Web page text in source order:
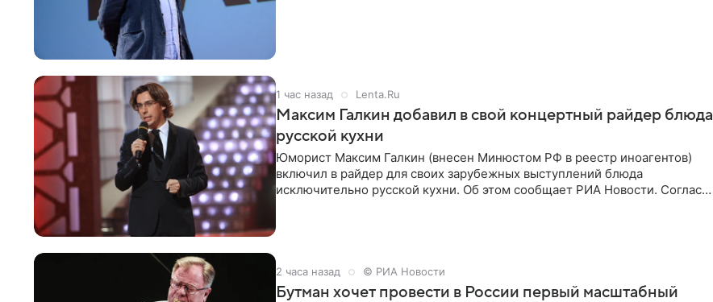
1 час назад Lenta.Ru
Максим Галкин добавил в свой концертный райдер блюда
русской кухни
Юморист Максим Галкин (внесен Минюстом РФ в реестр иноагентов)
включил в райдер для своих зарубежных выступлений блюда
исключительно русской кухни. Об этом сообщает РИА Новости. Согласно
2 часа назад © РИА Новости
Бутман хочет провести в России первый масштабный